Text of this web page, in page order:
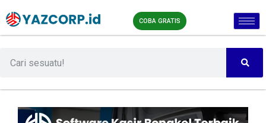
COBA GRATIS